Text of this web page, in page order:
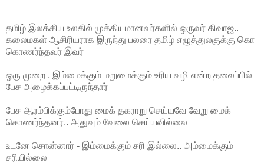
தமிழ் இலக்கிய உலகில் முக்கியமானவர்களில் ஒருவர் கிவாஜ..
கலைமகள் ஆசிரியராக இருந்து பலரை தமிழ் எழுத்துலகுக்கு கொ
கொணர்ந்தவர் இவர்
ஒரு முறை , இம்மைக்கும் மறுமைக்கும் உரிய வழி என்ற தலைப்பில்
பேச அழைக்கப்பட்டிருந்தார்
பேச ஆரம்பிக்கும்போது மைக் தகராறு செய்யவே வேறு மைக்
கொணர்ந்தனர்.. அதுவும் வேலை செய்யவில்லை
உடனே சொன்னார் - இம்மைக்கும் சரி இல்லை.. அம்மைக்கும்
சரியில்லை